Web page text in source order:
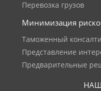
Перевозка грузов
Минимизация
Таможенный
Представление
Предварительные